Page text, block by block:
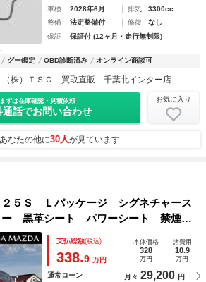
車検
2028年6月 排気
3300cc
整備
法定整備付 修復
なし
保証
保証付 (12ヶ月・走行無制限)
グー鑑定 OBD診断済み オンライン商談可
（株）ＴＳＣ 買取直販 千葉北インター店
まずは在庫確認・見積依頼
通話でお問い合わせ
お気に入り
なたの他に30人が見ています
５Ｓ Ｌパッケージ シグネチャース
ー 黒革シート パワーシート 禁煙
リーナビ バックカメラ オートマチ
ス オートエアコン ＥＴＣ ナビＴ
支払総額(税込)
338.9 万円
本体価格
328
万円
諸費用
10.9
万円
通常ローン 月々 29,200 円